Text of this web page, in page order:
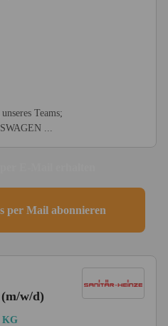
Teams;
...
per Mail abonnieren
w/d)
KG